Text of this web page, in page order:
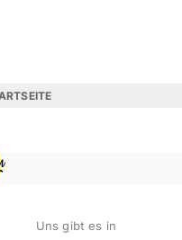
Uns gibt es in